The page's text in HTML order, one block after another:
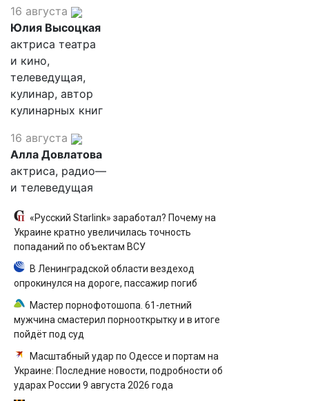
16 августа
Юлия Высоцкая
актриса театра
и кино,
телеведущая,
кулинар, автор
кулинарных книг
16 августа
Алла Довлатова
актриса, радио—
и телеведущая
«Русский Starlink» заработал? Почему на
Украине кратно увеличилась точность
попаданий по объектам ВСУ
В Ленинградской области вездеход
опрокинулся на дороге, пассажир погиб
Мастер порнофотошопа. 61-летний
мужчина смастерил порнооткрытку и в итоге
пойдёт под суд
Масштабный удар по Одессе и портам на
Украине: Последние новости, подробности об
ударах России 9 августа 2026 года